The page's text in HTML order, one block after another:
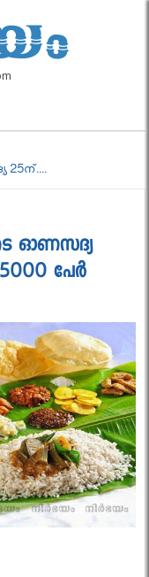
25ന്....
ഓണസദ്യ
പേർ